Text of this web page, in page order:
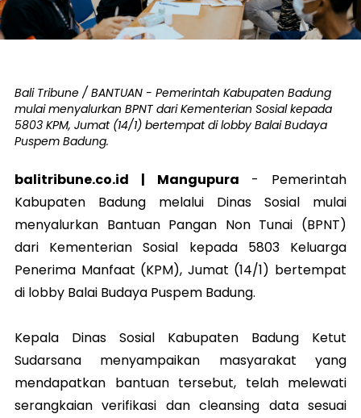
Bali Tribune / BANTUAN - Pemerintah Kabupaten Badung
mulai menyalurkan BPNT dari Kementerian Sosial kepada
5803 KPM, Jumat (14/1) bertempat di lobby Balai Budaya
Puspem Badung.
balitribune.co.id | Mangupura - Pemerintah
Kabupaten Badung melalui Dinas Sosial mulai
menyalurkan Bantuan Pangan Non Tunai (BPNT)
dari Kementerian Sosial kepada 5803 Keluarga
Penerima Manfaat (KPM), Jumat (14/1) bertempat
di lobby Balai Budaya Puspem Badung.
Kepala Dinas Sosial Kabupaten Badung Ketut
Sudarsana menyampaikan masyarakat yang
mendapatkan bantuan tersebut, telah melewati
serangkaian verifikasi dan cleansing data sesuai